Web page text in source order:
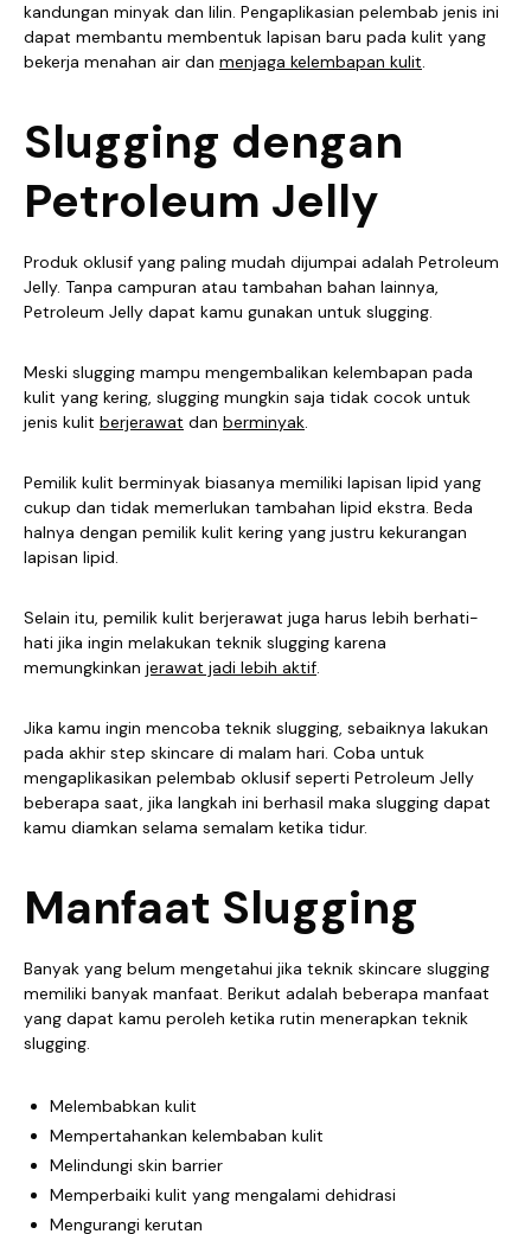
kandungan minyak dan lilin. Pengaplikasian pelembab jenis ini
dapat membantu membentuk lapisan baru pada kulit yang
bekerja menahan air dan menjaga kelembapan kulit.
Slugging dengan
Petroleum Jelly
Produk oklusif yang paling mudah dijumpai adalah Petroleum
Jelly. Tanpa campuran atau tambahan bahan lainnya,
Petroleum Jelly dapat kamu gunakan untuk slugging.
Meski slugging mampu mengembalikan kelembapan pada
kulit yang kering, slugging mungkin saja tidak cocok untuk
jenis kulit berjerawat dan berminyak.
Pemilik kulit berminyak biasanya memiliki lapisan lipid yang
cukup dan tidak memerlukan tambahan lipid ekstra. Beda
halnya dengan pemilik kulit kering yang justru kekurangan
lapisan lipid.
Selain itu, pemilik kulit berjerawat juga harus lebih berhati-
hati jika ingin melakukan teknik slugging karena
memungkinkan jerawat jadi lebih aktif.
Jika kamu ingin mencoba teknik slugging, sebaiknya lakukan
pada akhir step skincare di malam hari. Coba untuk
mengaplikasikan pelembab oklusif seperti Petroleum Jelly
beberapa saat, jika langkah ini berhasil maka slugging dapat
kamu diamkan selama semalam ketika tidur.
Manfaat Slugging
Banyak yang belum mengetahui jika teknik skincare slugging
memiliki banyak manfaat. Berikut adalah beberapa manfaat
yang dapat kamu peroleh ketika rutin menerapkan teknik
slugging.
Melembabkan kulit
Mempertahankan kelembaban kulit
Melindungi skin barrier
Memperbaiki kulit yang mengalami dehidrasi
Mengurangi kerutan